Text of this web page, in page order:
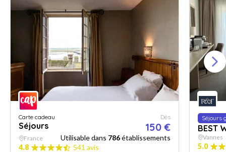
Carte cadeau
Séjours
Dès
150 €
France Utilisable dans 786établissements
4.8
541 avis
Séjours
BEST
Vannes
5.0